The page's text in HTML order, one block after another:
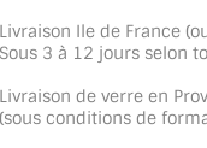
Livraison Ile de France
Sous 3 à 12 jours selon
Livraison de verre en
(sous conditions de